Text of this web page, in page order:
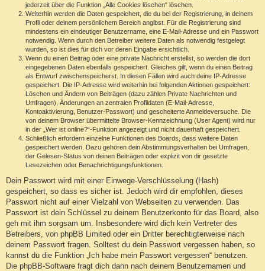
jederzeit über die Funktion „Alle Cookies löschen“ löschen.
Weiterhin werden die Daten gespeichert, die du bei der Registrierung, in deinem
Profil oder deinem persönlichem Bereich angibst. Für die Registrierung sind
mindestens ein eindeutiger Benutzername, eine E-Mail-Adresse und ein Passwort
notwendig. Wenn durch den Betreiber weitere Daten als notwendig festgelegt
wurden, so ist dies für dich vor deren Eingabe ersichtlich.
Wenn du einen Beitrag oder eine private Nachricht erstellst, so werden die dort
eingegebenen Daten ebenfalls gespeichert. Gleiches gilt, wenn du einen Beitrag
als Entwurf zwischenspeicherst. In diesen Fällen wird auch deine IP-Adresse
gespeichert. Die IP-Adresse wird weiterhin bei folgenden Aktionen gespeichert:
Löschen und Ändern von Beiträgen (dazu zählen Private Nachrichten und
Umfragen), Änderungen an zentralen Profildaten (E-Mail-Adresse,
Kontoaktivierung, Benutzer-Passwort) und gescheiterte Anmeldeversuche. Die
von deinem Browser übermittelte Browser-Kennzeichnung (User Agent) wird nur
in der „Wer ist online?“-Funktion angezeigt und nicht dauerhaft gespeichert.
Schließlich erfordern einzelne Funktionen des Boards, dass weitere Daten
gespeichert werden. Dazu gehören dein Abstimmungsverhalten bei Umfragen,
der Gelesen-Status von deinen Beiträgen oder explizit von dir gesetzte
Lesezeichen oder Benachrichtigungsfunktionen.
Dein Passwort wird mit einer Einwege-Verschlüsselung (Hash)
gespeichert, so dass es sicher ist. Jedoch wird dir empfohlen, dieses
Passwort nicht auf einer Vielzahl von Webseiten zu verwenden. Das
Passwort ist dein Schlüssel zu deinem Benutzerkonto für das Board, also
geh mit ihm sorgsam um. Insbesondere wird dich kein Vertreter des
Betreibers, von phpBB Limited oder ein Dritter berechtigterweise nach
deinem Passwort fragen. Solltest du dein Passwort vergessen haben, so
kannst du die Funktion „Ich habe mein Passwort vergessen“ benutzen.
Die phpBB-Software fragt dich dann nach deinem Benutzernamen und